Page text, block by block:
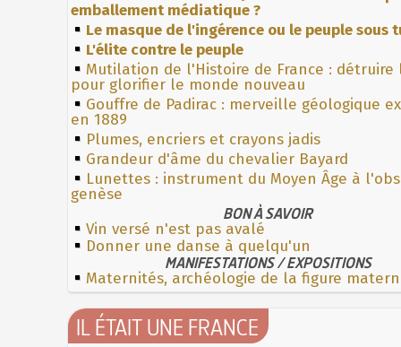
emballement médiatique ?
Le masque de l'ingérence ou le peuple sous
L'élite contre le peuple
Mutilation de l'Histoire de France : détruire
pour glorifier le monde nouveau
Gouffre de Padirac : merveille géologique
en 1889
Plumes, encriers et crayons jadis
Grandeur d'âme du chevalier Bayard
Lunettes : instrument du Moyen Âge à
genèse
BON À SAVOIR
Vin versé n'est pas avalé
Donner une danse à quelqu'un
MANIFESTATIONS / EXPOSITIONS
Maternités, archéologie de la figure
IL ÉTAIT UNE FRANCE